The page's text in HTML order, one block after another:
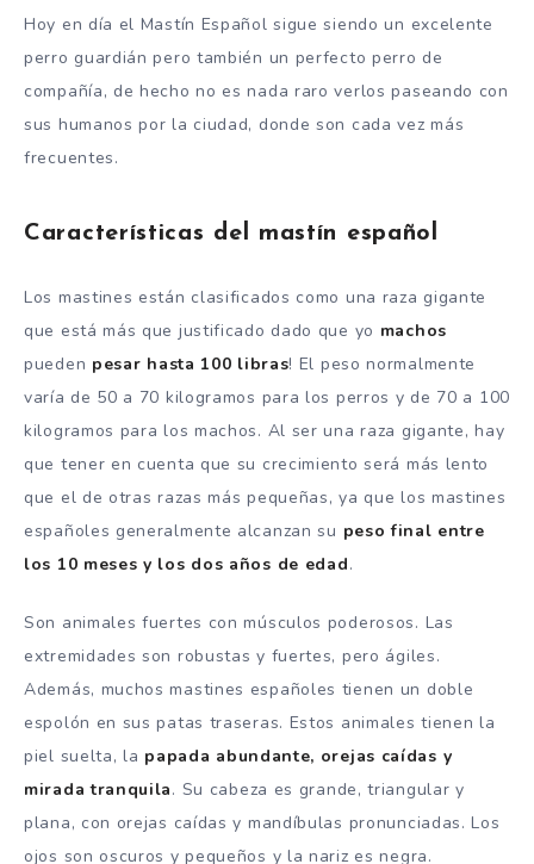
Hoy en día el Mastín Español sigue siendo un excelente
perro guardián pero también un perfecto perro de
compañía, de hecho no es nada raro verlos paseando con
sus humanos por la ciudad, donde son cada vez más
frecuentes.
Características del mastín español
Los mastines están clasificados como una raza gigante
que está más que justificado dado que yo machos
pueden pesar hasta 100 libras! El peso normalmente
varía de 50 a 70 kilogramos para los perros y de 70 a 100
kilogramos para los machos. Al ser una raza gigante, hay
que tener en cuenta que su crecimiento será más lento
que el de otras razas más pequeñas, ya que los mastines
españoles generalmente alcanzan su peso final entre
los 10 meses y los dos años de edad.
Son animales fuertes con músculos poderosos. Las
extremidades son robustas y fuertes, pero ágiles.
Además, muchos mastines españoles tienen un doble
espolón en sus patas traseras. Estos animales tienen la
piel suelta, la papada abundante, orejas caídas y
mirada tranquila. Su cabeza es grande, triangular y
plana, con orejas caídas y mandíbulas pronunciadas. Los
ojos son oscuros y pequeños y la nariz es negra.